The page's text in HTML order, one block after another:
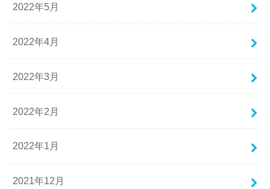
2022年5月
2022年4月
2022年3月
2022年2月
2022年1月
2021年12月